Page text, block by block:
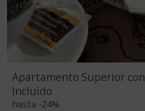
Apartamento Superior
Incluido
hasta -24%